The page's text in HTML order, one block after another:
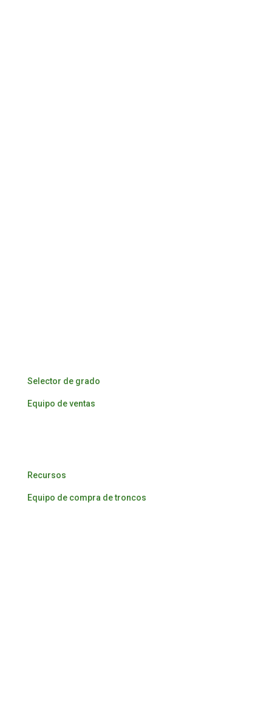
Selector de grado
Equipo de ventas
Recursos
Equipo de compra de troncos